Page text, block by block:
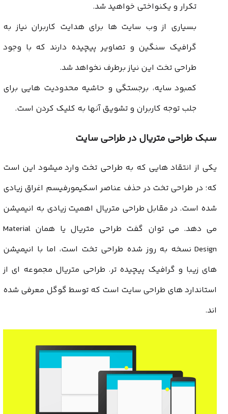
تکرار و یکنواختی خواهید شد.
بسیاری از وب سایت ها برای هدایت کاربران نیاز به
گرافیک سنگین و تصاویر پیچیده دارند که با وجود
طراحی تخت این نیاز برطرف نخواهد شد.
کمبود سایه، برجستگی و حاشیه محدودیت هایی برای
جلب توجه کاربران و تشویق آنها به کلیک کردن است.
سبک طراحی متریال در طراحی سایت
یکی از انتقاد هایی که به طراحی تخت وارد میشود این است
که؛ در طراحی تخت در حذف عناصر اسکیمورفیسم اغراق زیادی
شده است. در مقابل طراحی متریال اهمیت زیادی به انیمیشن
می دهد.
می توان گفت طراحی متریال یا همان Material
Design نسخه به روز شده طراحی تخت است، اما با انیمیشن
های زیبا و گرافیک پیچیده تر. طراحی متریال مجموعه ای از
استاندارد هایطراحی سایتاست که توسط گوگل معرفی شده
اند.